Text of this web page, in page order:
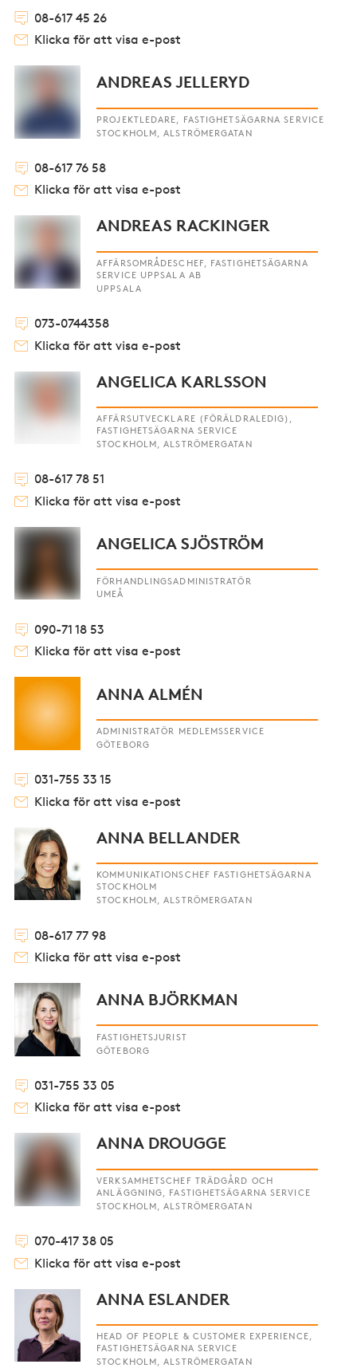
08-617 45 26
Klicka för att visa e-post
ANDREAS JELLERYD
PROJEKTLEDARE, FASTIGHETSÄGARNA SERVICE
STOCKHOLM, ALSTRÖMERGATAN
08-617 76 58
Klicka för att visa e-post
ANDREAS RACKINGER
AFFÄRSOMRÅDESCHEF, FASTIGHETSÄGARNA
SERVICE UPPSALA AB
UPPSALA
073-0744358
Klicka för att visa e-post
ANGELICA KARLSSON
AFFÄRSUTVECKLARE (FÖRÄLDRALEDIG),
FASTIGHETSÄGARNA SERVICE
STOCKHOLM, ALSTRÖMERGATAN
08-617 78 51
Klicka för att visa e-post
ANGELICA SJÖSTRÖM
FÖRHANDLINGSADMINISTRATÖR
UMEÅ
090-71 18 53
Klicka för att visa e-post
ANNA ALMÉN
ADMINISTRATÖR MEDLEMSSERVICE
GÖTEBORG
031-755 33 15
Klicka för att visa e-post
ANNA BELLANDER
KOMMUNIKATIONSCHEF FASTIGHETSÄGARNA
STOCKHOLM
STOCKHOLM, ALSTRÖMERGATAN
08-617 77 98
Klicka för att visa e-post
ANNA BJÖRKMAN
FASTIGHETSJURIST
GÖTEBORG
031-755 33 05
Klicka för att visa e-post
ANNA DROUGGE
VERKSAMHETSCHEF TRÄDGÅRD OCH
ANLÄGGNING, FASTIGHETSÄGARNA SERVICE
STOCKHOLM, ALSTRÖMERGATAN
070-417 38 05
Klicka för att visa e-post
ANNA ESLANDER
HEAD OF PEOPLE & CUSTOMER EXPERIENCE,
FASTIGHETSÄGARNA SERVICE
STOCKHOLM, ALSTRÖMERGATAN